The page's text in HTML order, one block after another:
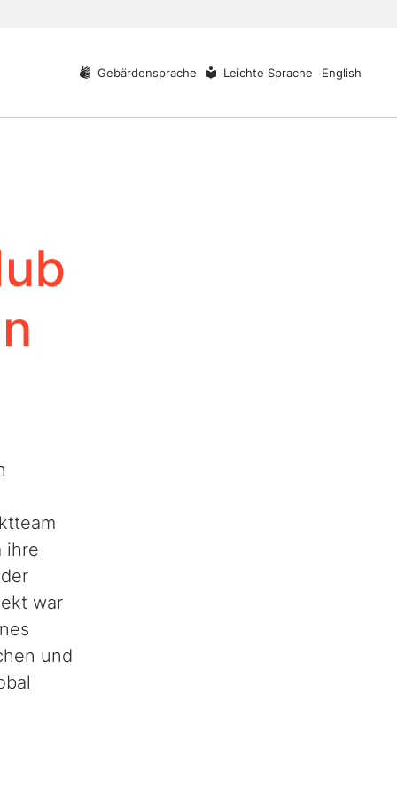
Gebärdensprache Leichte Sprache English
ihre
war
und